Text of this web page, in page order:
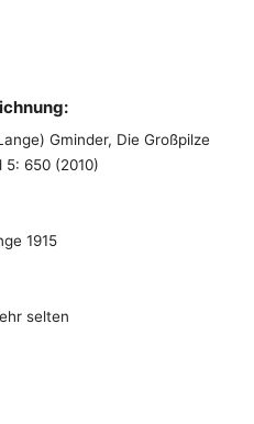
Gminder, Die Großpilze
5: 650 (2010)
1915
selten